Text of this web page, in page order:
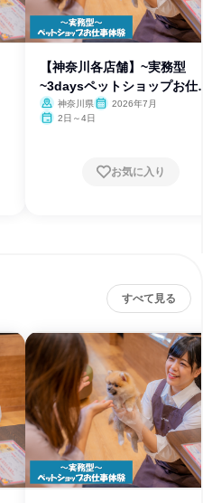
【神奈川各店舗】~実務型
~3daysペットショップお仕
体験神奈川県
2026年7月
2日～4日
お気に入り
すべて見る